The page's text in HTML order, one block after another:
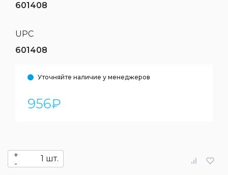
601408
UPC
601408
Уточняйте наличие у менеджеров
956₽
+
-
шт.